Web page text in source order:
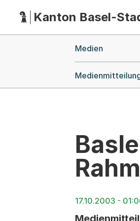
HauptnavigationKanton Basel-
Medien
17.10.2003 -